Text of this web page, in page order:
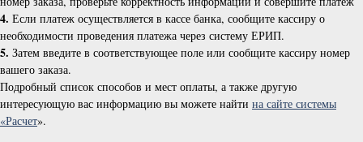
4. Если платеж осуществляется в кассе банка, сообщите кассиру о
необходимости проведения платежа через систему ЕРИП.
5. Затем введите в соответствующее поле или сообщите кассиру номер
вашего заказа.
Подробный список способов и мест оплаты, а также другую
интересующую вас информацию вы можете найти на сайте системы
«Расчет».